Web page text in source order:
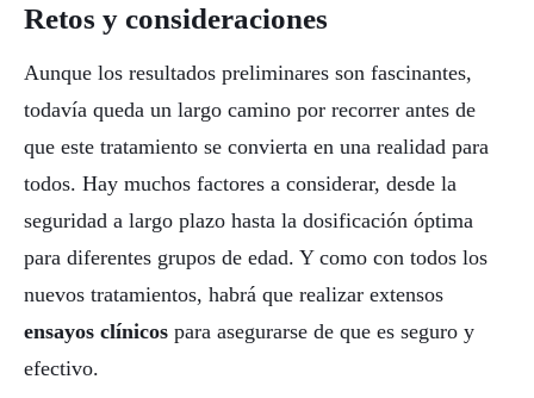
Retos y consideraciones
Aunque los resultados preliminares son fascinantes,
todavía queda un largo camino por recorrer antes de
que este tratamiento se convierta en una realidad para
todos. Hay muchos factores a considerar, desde la
seguridad a largo plazo hasta la dosificación óptima
para diferentes grupos de edad. Y como con todos los
nuevos tratamientos, habrá que realizar extensos
ensayos clínicos para asegurarse de que es seguro y
efectivo.